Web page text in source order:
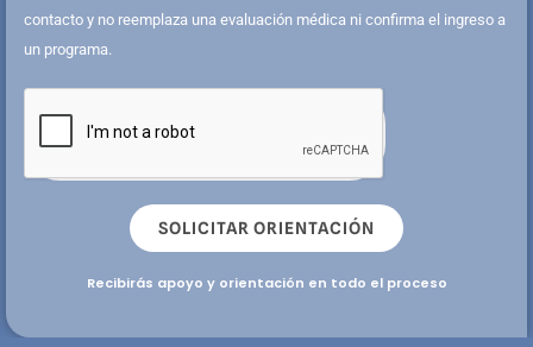
contacto y no reemplaza una evaluación médica ni confirma el ingreso a
un programa.
SOLICITAR ORIENTACIÓN
Recibirás apoyo y orientación en todo el proceso